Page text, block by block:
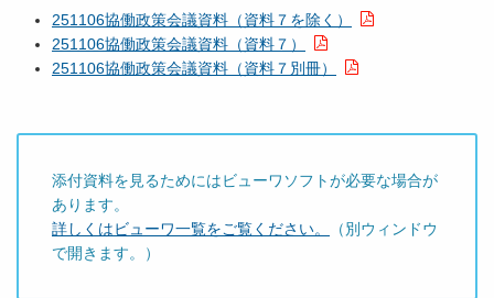
251106協働政策会議資料（資料７を除く）
251106協働政策会議資料（資料７）
251106協働政策会議資料（資料７別冊）
添付資料を見るためにはビューワソフトが必要な場合が
あります。
詳しくはビューワ一覧をご覧ください。
（別ウィンドウ
で開きます。）